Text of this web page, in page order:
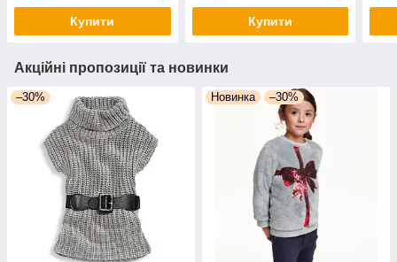
Купити Купити
Акційні пропозиції та новинки
–30% Новинка –30%